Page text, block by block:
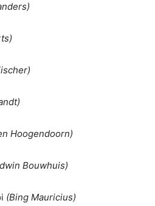
Hoogendoorn)
Bouwhuis)
(Bing Mauricius)